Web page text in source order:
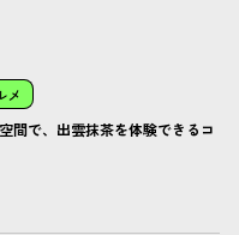
メ
間で、出雲抹茶を体験できるコ